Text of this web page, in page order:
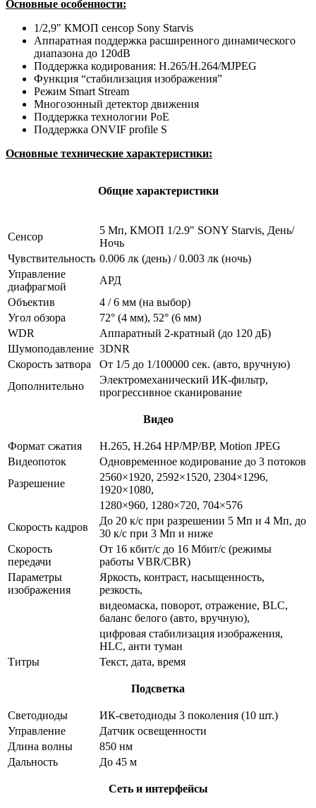
Основные особенности:
1/2,9" КМОП сенсор Sony Starvis
Аппаратная поддержка расширенного динамического
диапазона до 120dB
Поддержка кодирования: H.265/H.264/MJPEG
Функция “стабилизация изображения”
Режим Smart Stream
Многозонный детектор движения
Поддержка технологии PoE
Поддержка ONVIF profile S
Основные технические характеристики:
Общие характеристики
Сенсор
5 Мп, КМОП 1/2.9" SONY Starvis, День/
Ночь
Чувствительность 0.006 лк (день) / 0.003 лк (ночь)
Управление
диафрагмой
АРД
Объектив
4 / 6 мм (на выбор)
Угол обзора
72° (4 мм), 52° (6 мм)
WDR
Аппаратный 2-кратный (до 120 дБ)
Шумоподавление 3DNR
Скорость затвора
От 1/5 до 1/100000 сек. (авто, вручную)
Дополнительно
Электромеханический ИК-фильтр,
прогрессивное сканирование
Видео
Формат сжатия
H.265, H.264 HP/MP/BP, Motion JPEG
Видеопоток
Одновременное кодирование до 3 потоков
Разрешение
2560×1920, 2592×1520, 2304×1296,
1920×1080,
1280×960, 1280×720, 704×576
Скорость кадров
До 20 к/с при разрешении 5 Мп и 4 Мп, до
30 к/с при 3 Мп и ниже
Скорость
передачи
От 16 кбит/с до 16 Мбит/с (режимы
работы VBR/CBR)
Параметры
изображения
Яркость, контраст, насыщенность,
резкость,
видеомаска, поворот, отражение, BLC,
баланс белого (авто, вручную),
цифровая стабилизация изображения,
HLC, анти туман
Титры
Текст, дата, время
Подсветка
Светодиоды
ИК-светодиоды 3 поколения (10 шт.)
Управление
Датчик освещенности
Длина волны
850 нм
Дальность
До 45 м
Сеть и интерфейсы